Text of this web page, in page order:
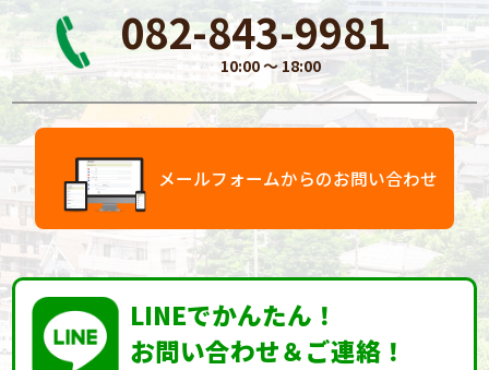
082-843-9981
10:00 〜 18:00
メールフォームからのお問い合わせ
LINEでかんたん！
お問い合わせ＆ご連絡！